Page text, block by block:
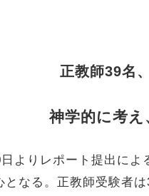
正教師39名
神学的に考
よりレポート提出によ
なる。正教師受験者